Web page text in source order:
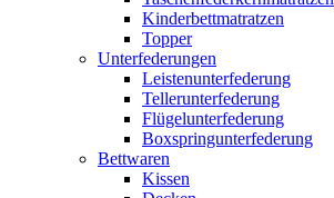
Kinderbettmatratzen
Topper
Unterfederungen
Leistenunterfederung
Tellerunterfederung
Flügelunterfederung
Boxspringunterfederung
Bettwaren
Kissen